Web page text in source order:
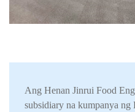
Ang Henan Jinrui Food
subsidiary na kumpanya